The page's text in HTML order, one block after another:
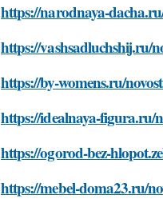
https://narodnaya-
https://vashsadluchshij.ru/
https://by-womens.ru/
https://idealnaya-figura.ru/
https://ogorod-bez-
https://mebel-doma23.ru/